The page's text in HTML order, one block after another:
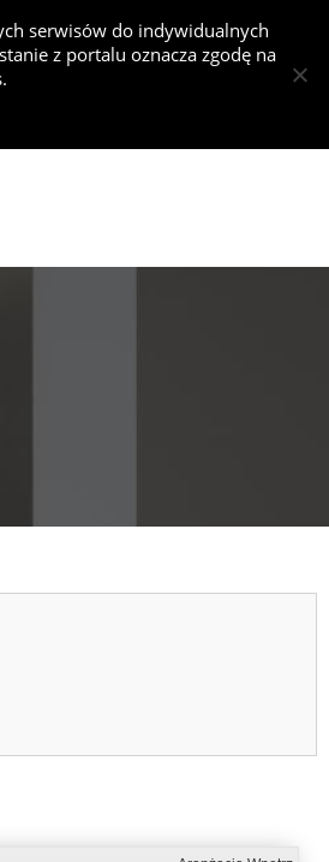
serwisów do indywidualnych
z portalu oznacza zgodę na